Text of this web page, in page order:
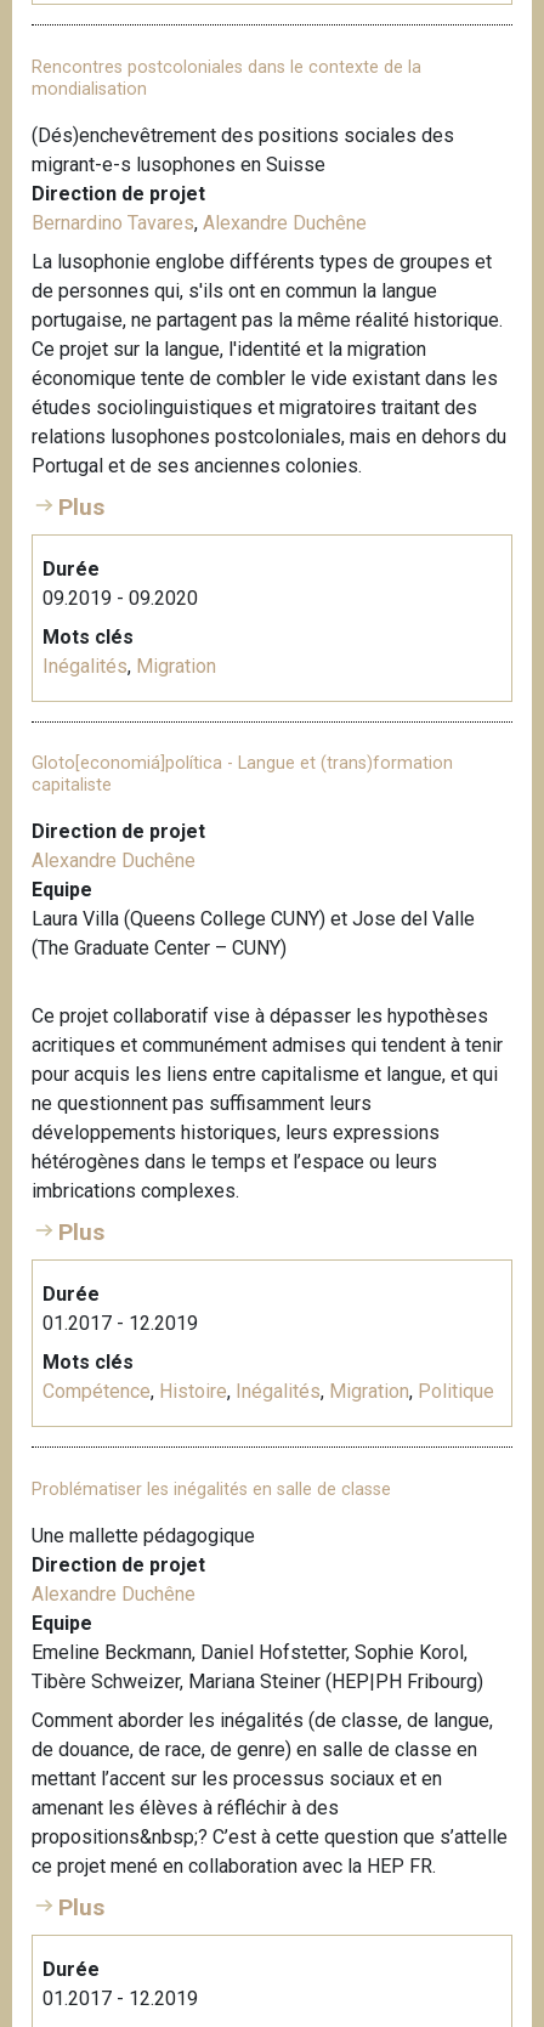
Rencontres postcoloniales dans le contexte de la
mondialisation
(Dés)enchevêtrement des positions sociales des
migrant-e-s lusophones en Suisse
Direction de projet
Bernardino Tavares, Alexandre Duchêne
La lusophonie englobe différents types de groupes et
de personnes qui, s'ils ont en commun la langue
portugaise, ne partagent pas la même réalité historique.
Ce projet sur la langue, l'identité et la migration
économique tente de combler le vide existant dans les
études sociolinguistiques et migratoires traitant des
relations lusophones postcoloniales, mais en dehors du
Portugal et de ses anciennes colonies.
Plus
Durée
09.2019 - 09.2020
Mots clés
Inégalités, Migration
Gloto[economiá]política - Langue et (trans)formation
capitaliste
Direction de projet
Alexandre Duchêne
Equipe
Laura Villa (Queens College CUNY) et Jose del Valle
(The Graduate Center – CUNY)
Ce projet collaboratif vise à dépasser les hypothèses
acritiques et communément admises qui tendent à tenir
pour acquis les liens entre capitalisme et langue, et qui
ne questionnent pas suffisamment leurs
développements historiques, leurs expressions
hétérogènes dans le temps et l’espace ou leurs
imbrications complexes.
Plus
Durée
01.2017 - 12.2019
Mots clés
Compétence, Histoire, Inégalités, Migration, Politique
Problématiser les inégalités en salle de classe
Une mallette pédagogique
Direction de projet
Alexandre Duchêne
Equipe
Emeline Beckmann, Daniel Hofstetter, Sophie Korol,
Tibère Schweizer, Mariana Steiner (HEP|PH Fribourg)
Comment aborder les inégalités (de classe, de langue,
de douance, de race, de genre) en salle de classe en
mettant l’accent sur les processus sociaux et en
amenant les élèves à réfléchir à des
propositions&nbsp;? C’est à cette question que s’attelle
ce projet mené en collaboration avec la HEP FR.
Plus
Durée
01.2017 - 12.2019